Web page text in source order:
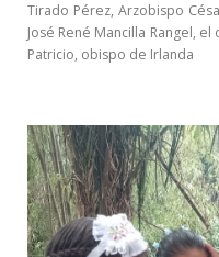
Tirado Pérez, Arzobispo
José René Mancilla Rangel,
Patricio, obispo de Irlanda